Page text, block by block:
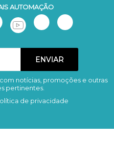
AUTOMAÇÃO
Remover
notícias, promoções e outras
pertinentes.
de privacidade